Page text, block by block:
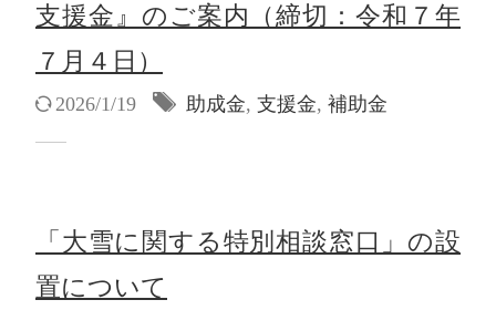
支援金』のご案内（締切：令和７年
７月４日）
2026/1/19 助成金, 支援金, 補助金
「大雪に関する特別相談窓口」の設
置について